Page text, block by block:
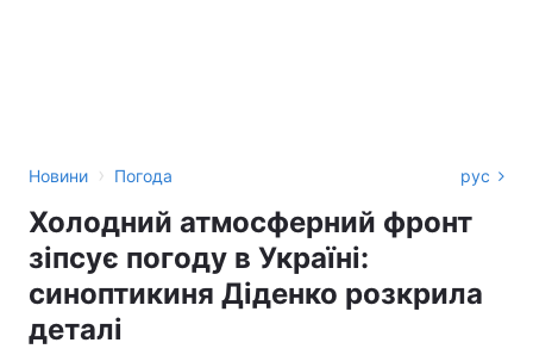
Новини › Погода рус
Холодний атмосферний фронт
зіпсує погоду в Україні:
синоптикиня Діденко розкрила
деталі